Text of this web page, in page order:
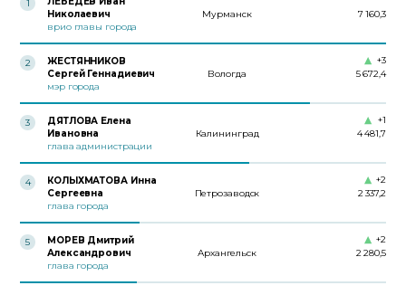
1
Николаевич
врио главы города
Мурманск 7 160,3
2
ЖЕСТЯННИКОВ
Сергей Геннадиевич
мэр города
Вологда 5 672,4
+3
3
ДЯТЛОВА Елена
Ивановна
глава администрации
Калининград 4 481,7
+1
4
КОЛЫХМАТОВА Инна
Сергеевна
глава города
Петрозаводск 2 337,2
+2
5
МОРЕВ Дмитрий
Александрович
глава города
Архангельск 2 280,5
+2